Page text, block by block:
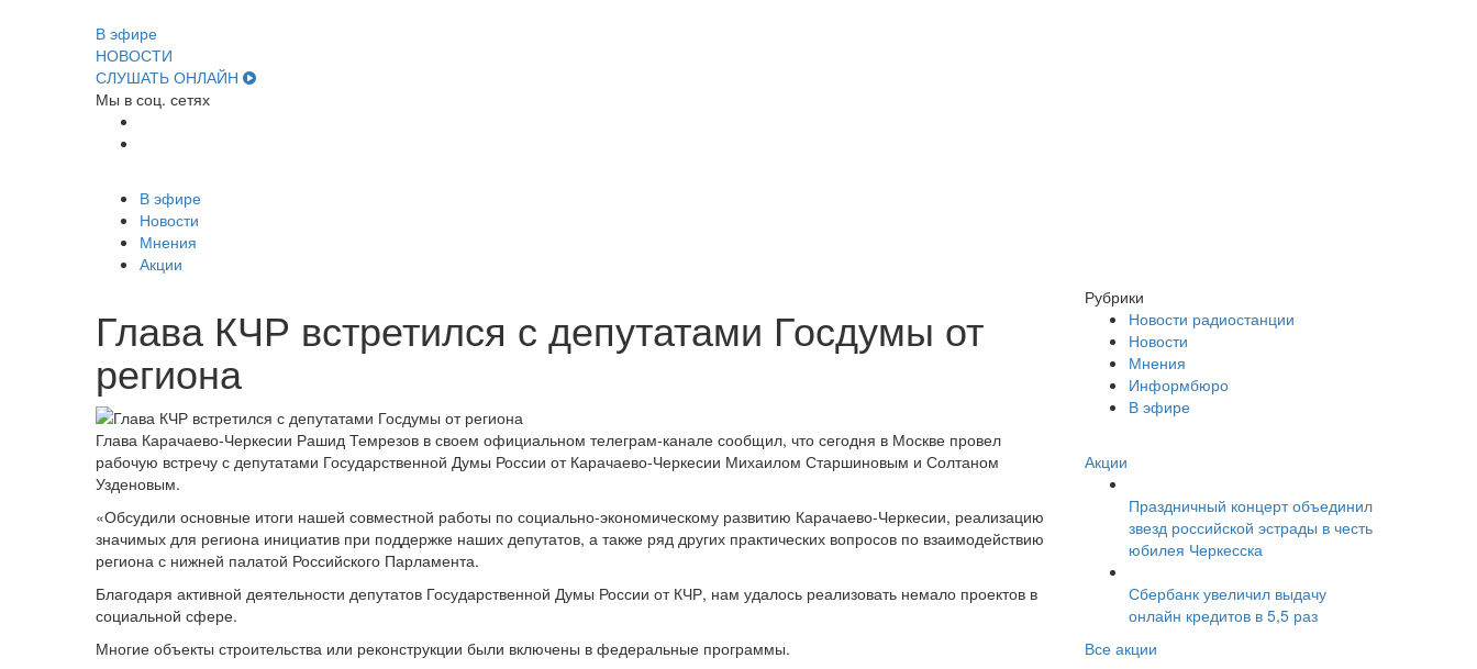
В эфире
НОВОСТИ
СЛУШАТЬ ОНЛАЙН
Мы в соц. сетях
В эфире
Новости
Мнения
Акции
Глава КЧР встретился с депутатами Госдумы от
региона
Глава Карачаево-Черкесии Рашид Темрезов в своем официальном телеграм-канале сообщил, что сегодня в Москве провел
рабочую встречу с депутатами Государственной Думы России от Карачаево-Черкесии Михаилом Старшиновым и Солтаном
Узденовым.
«Обсудили основные итоги нашей совместной работы по социально-экономическому развитию Карачаево-Черкесии, реализацию
значимых для региона инициатив при поддержке наших депутатов, а также ряд других практических вопросов по взаимодействию
региона с нижней палатой Российского Парламента.
Благодаря активной деятельности депутатов Государственной Думы России от КЧР, нам удалось реализовать немало проектов в
социальной сфере.
Многие объекты строительства или реконструкции были включены в федеральные программы.
Рубрики
Новости радиостанции
Новости
Мнения
Информбюро
В эфире
Акции
Праздничный концерт объединил
звезд российской эстрады в честь
юбилея Черкесска
Сбербанк увеличил выдачу
онлайн кредитов в 5,5 раз
Все акции